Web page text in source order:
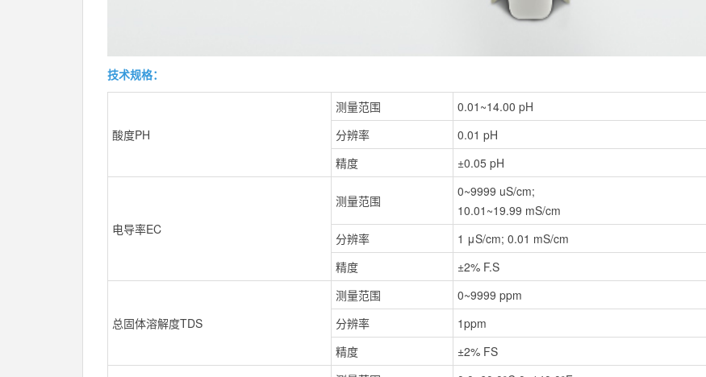
技术规格：
酸度PH
测量范围
0.01~14.00 pH
分辨率
0.01 pH
精度
±0.05 pH
电导率EC
测量范围
0~9999 uS/cm;
10.01~19.99 mS/cm
分辨率
1 μS/cm; 0.01 mS/cm
精度
±2% F.S
总固体溶解度TDS
测量范围
0~9999 ppm
分辨率
1ppm
精度
±2% FS